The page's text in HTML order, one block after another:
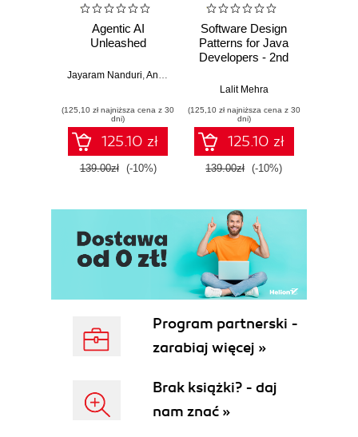
Agentic AI
Unleashed
Jayaram Nanduri Anand Oka
(125,10 zł najniższa cena z 30
dni)
125.10 zł
139.00zł (-10%)
Software Design
Patterns for Java
Developers - 2nd
Lalit Mehra
(125,10 zł najniższa cena z 30
dni)
125.10 zł
139.00zł (-10%)
Program partnerski -
zarabiaj więcej »
Brak książki? - daj
nam znać »